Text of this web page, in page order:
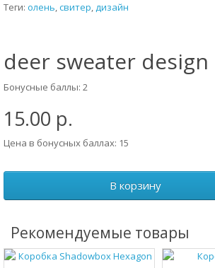
Теги: олень,свитер,дизайн
deer sweater design
Бонусные баллы: 2
15.00 р.
Цена в бонусных баллах: 15
В корзину
Рекомендуемые товары